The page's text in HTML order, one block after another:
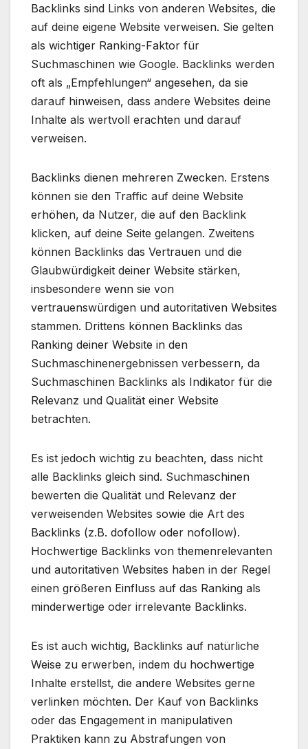
Backlinks sind Links von anderen Websites, die
auf deine eigene Website verweisen. Sie gelten
als wichtiger Ranking-Faktor für
Suchmaschinen wie Google. Backlinks werden
oft als „Empfehlungen“ angesehen, da sie
darauf hinweisen, dass andere Websites deine
Inhalte als wertvoll erachten und darauf
verweisen.
Backlinks dienen mehreren Zwecken. Erstens
können sie den Traffic auf deine Website
erhöhen, da Nutzer, die auf den Backlink
klicken, auf deine Seite gelangen. Zweitens
können Backlinks das Vertrauen und die
Glaubwürdigkeit deiner Website stärken,
insbesondere wenn sie von
vertrauenswürdigen und autoritativen Websites
stammen. Drittens können Backlinks das
Ranking deiner Website in den
Suchmaschinenergebnissen verbessern, da
Suchmaschinen Backlinks als Indikator für die
Relevanz und Qualität einer Website
betrachten.
Es ist jedoch wichtig zu beachten, dass nicht
alle Backlinks gleich sind. Suchmaschinen
bewerten die Qualität und Relevanz der
verweisenden Websites sowie die Art des
Backlinks (z.B. dofollow oder nofollow).
Hochwertige Backlinks von themenrelevanten
und autoritativen Websites haben in der Regel
einen größeren Einfluss auf das Ranking als
minderwertige oder irrelevante Backlinks.
Es ist auch wichtig, Backlinks auf natürliche
Weise zu erwerben, indem du hochwertige
Inhalte erstellst, die andere Websites gerne
verlinken möchten. Der Kauf von Backlinks
oder das Engagement in manipulativen
Praktiken kann zu Abstrafungen von